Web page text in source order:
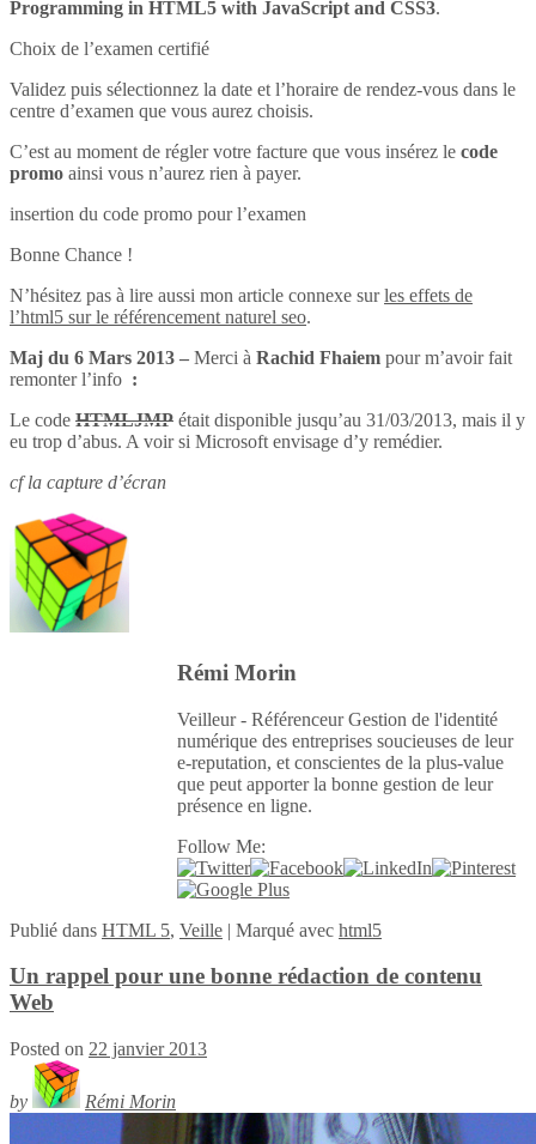
Programming in HTML5 with JavaScript and CSS3.
Choix de l’examen certifié
Validez puis sélectionnez la date et l’horaire de rendez-vous dans le
centre d’examen que vous aurez choisis.
C’est au moment de régler votre facture que vous insérez le code
promo ainsi vous n’aurez rien à payer.
insertion du code promo pour l’examen
Bonne Chance !
N’hésitez pas à lire aussi mon article connexe surles effets de
l’html5 sur le référencement naturel seo.
Maj du 6 Mars 2013 – Merci à Rachid Fhaiem pour m’avoir fait
remonter l’info :
Le code HTMLJMP était disponible jusqu’au 31/03/2013, mais il y
eu trop d’abus. A voir si Microsoft envisage d’y remédier.
cf la capture d’écran
Rémi Morin
Veilleur - Référenceur Gestion de l'identité
numérique des entreprises soucieuses de leur
e-reputation, et conscientes de la plus-value
que peut apporter la bonne gestion de leur
présence en ligne.
Follow Me:
Publié dans HTML 5, Veille | Marqué avec html5
Un rappel pour une bonne rédaction de contenu
Web
Posted on 22 janvier 2013
by Rémi Morin